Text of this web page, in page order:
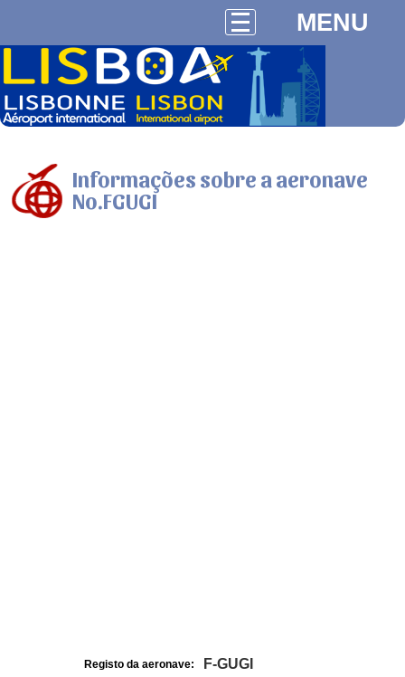
MENU
Informações sobre a aeronave
No.FGUGI
Registo da aeronave: F-GUGI